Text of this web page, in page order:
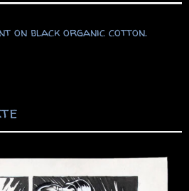
on black organic cotton.